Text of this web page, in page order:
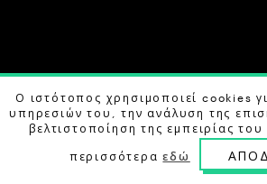
COPYRIGHT © 2026 αθηΝΕΑ, ALL RIGHTS
DESIGN BY G DESIGN STUDIO.
Ο ιστότοπος χρησιμοποιεί cookies
υπηρεσιών του, την ανάλυση της
βελτιστοποίηση της εμπειρίας
περισσότεραεδώ